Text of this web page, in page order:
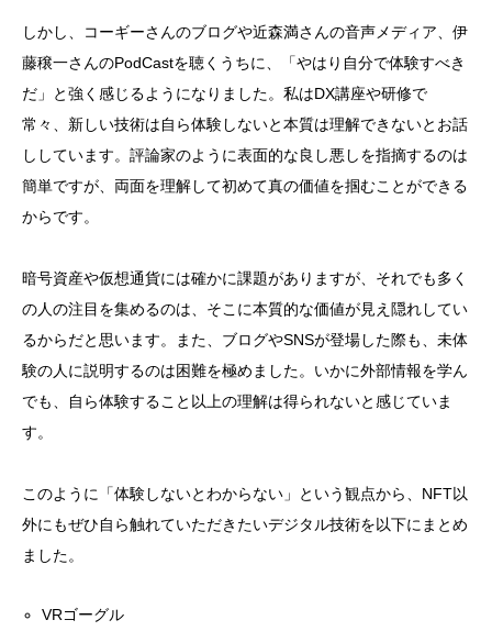
しかし、コーギーさんのブログや近森満さんの音声メディア、伊
藤穣一さんのPodCastを聴くうちに、「やはり自分で体験すべき
だ」と強く感じるようになりました。私はDX講座や研修で
常々、新しい技術は自ら体験しないと本質は理解できないとお話
ししています。評論家のように表面的な良し悪しを指摘するのは
簡単ですが、両面を理解して初めて真の価値を掴むことができる
からです。
暗号資産や仮想通貨には確かに課題がありますが、それでも多く
の人の注目を集めるのは、そこに本質的な価値が見え隠れしてい
るからだと思います。また、ブログやSNSが登場した際も、未体
験の人に説明するのは困難を極めました。いかに外部情報を学ん
でも、自ら体験すること以上の理解は得られないと感じていま
す。
このように「体験しないとわからない」という観点から、NFT以
外にもぜひ自ら触れていただきたいデジタル技術を以下にまとめ
ました。
VRゴーグル